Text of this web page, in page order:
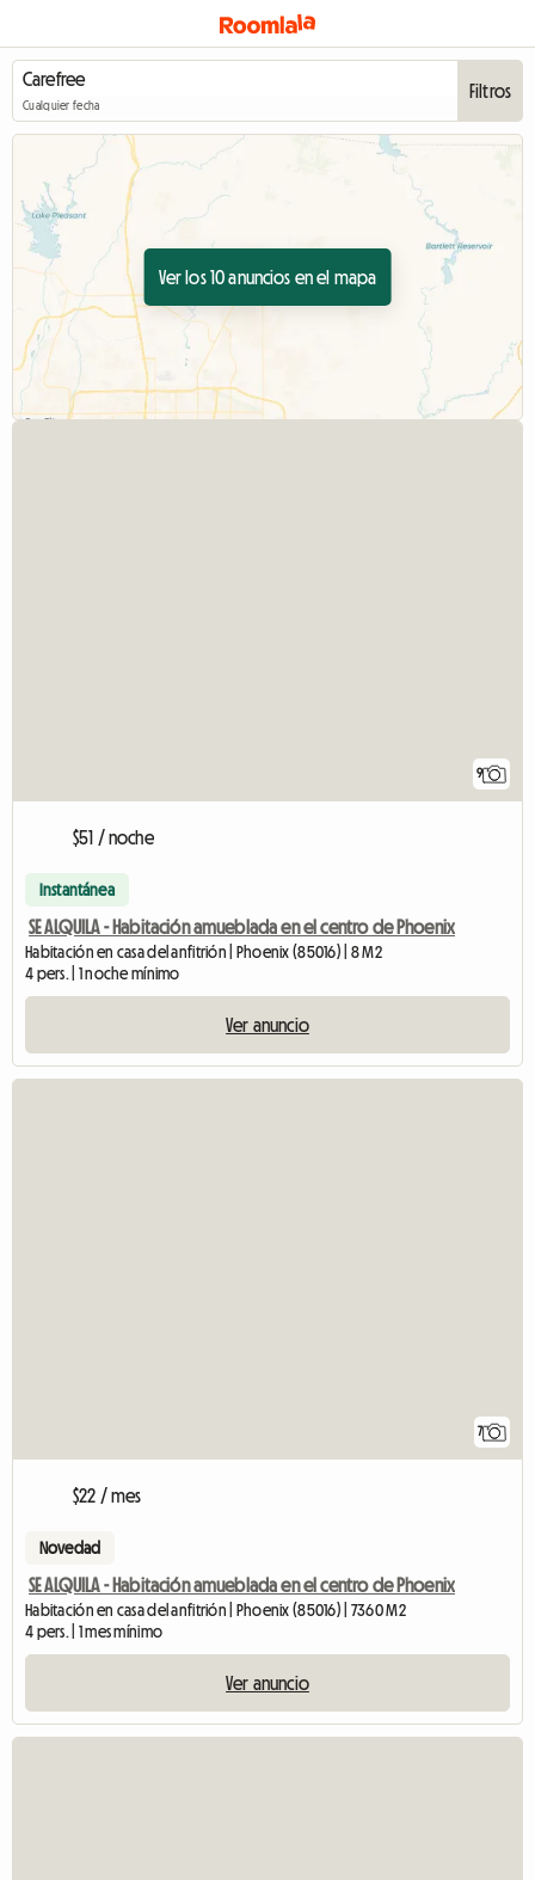
Cualquier fecha
Filtros
Ver los 10 anuncios en el mapa
9
$51 / noche
Instantánea
SE ALQUILA - Habitación amueblada en el centro de Phoenix
Habitación en casa del anfitrión | Phoenix (85016) | 8 M2
4 pers. | 1 noche mínimo
Ver anuncio
7
$22 / mes
Novedad
SE ALQUILA - Habitación amueblada en el centro de Phoenix
Habitación en casa del anfitrión | Phoenix (85016) | 7360 M2
4 pers. | 1 mes mínimo
Ver anuncio